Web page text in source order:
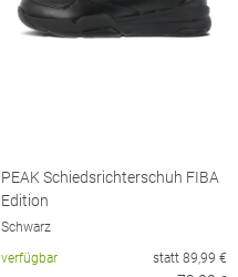
PEAK Schiedsrichterschuh FIBA
Edition
Schwarz
verfügbar
statt 89,99 €